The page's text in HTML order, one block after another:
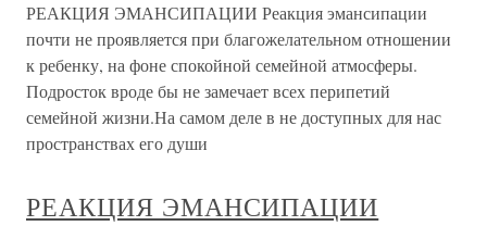
РЕАКЦИЯ ЭМАНСИПАЦИИ Реакция эмансипации
почти не проявляется при благожелательном отношении
к ребенку, на фоне спокойной семейной атмосферы.
Подросток вроде бы не замечает всех перипетий
семейной жизни.На самом деле в не доступных для нас
пространствах его души
РЕАКЦИЯ ЭМАНСИПАЦИИ